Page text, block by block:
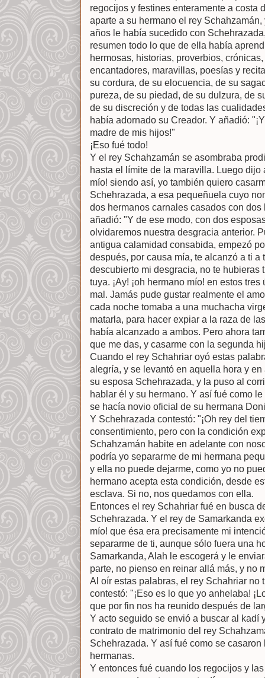
regocijos y festines enteramente a costa
aparte a su hermano el rey
años le había sucedido con
resumen todo lo que de ella había
hermosas, historias, proverbios,
encantadores, maravillas, poesías y
su cordura, de su elocuencia, de su
pureza, de su piedad, de su dulzura, de
de su discreción y de todas las
había adornado su Creador. Y añadió:
madre de mis hijos!"
¡Eso fué todo!
Y el rey Schahzamán se asombraba
hasta el límite de la maravilla. Luego dijo
mío! siendo así, yo también quiero
Schehrazada, a esa pequeñuela cuyo
dos hermanos carnales casados con
añadió: "Y de ese modo, con dos
olvidaremos nuestra desgracia anterior.
antigua calamidad consabida, empezó
después, por causa mía, te alcanzó a ti a
descubierto mi desgracia, no te hubieras
tuya. ¡Ay! ¡oh hermano mío! en estos
mal. Jamás pude gustar realmente el
cada noche tomaba a una muchacha
matarla, para hacer expiar a la raza de
había alcanzado a ambos. Pero ahora
que me das, y casarme con la segunda
Cuando el rey Schahriar oyó estas
alegría, y se levantó en aquella hora y
su esposa Schehrazada, y la puso al
hablar él y su hermano. Y así fué como
se hacía novio oficial de su hermana
Y Schehrazada contestó: "¡Oh rey del
consentimiento, pero con la condición
Schahzamán habite en adelante con
podría yo separarme de mi hermana
y ella no puede dejarme, como yo no
hermano acepta esta condición, desde
esclava. Si no, nos quedamos con ella.
Entonces el rey Schahriar fué en busca
Schehrazada. Y el rey de Samarkanda
mío! que ésa era precisamente mi
separarme de ti, aunque sólo fuera una
Samarkanda, Alah le escogerá y le
parte, no pienso en reinar allá más, y no
Al oír estas palabras, el rey Schahriar no
contestó: "¡Eso es lo que yo anhelaba!
que por fin nos ha reunido después de
Y acto seguido se envió a buscar al kadí
contrato de matrimonio del rey
Schehrazada. Y así fué como se
hermanas.
Y entonces fué cuando los regocijos y